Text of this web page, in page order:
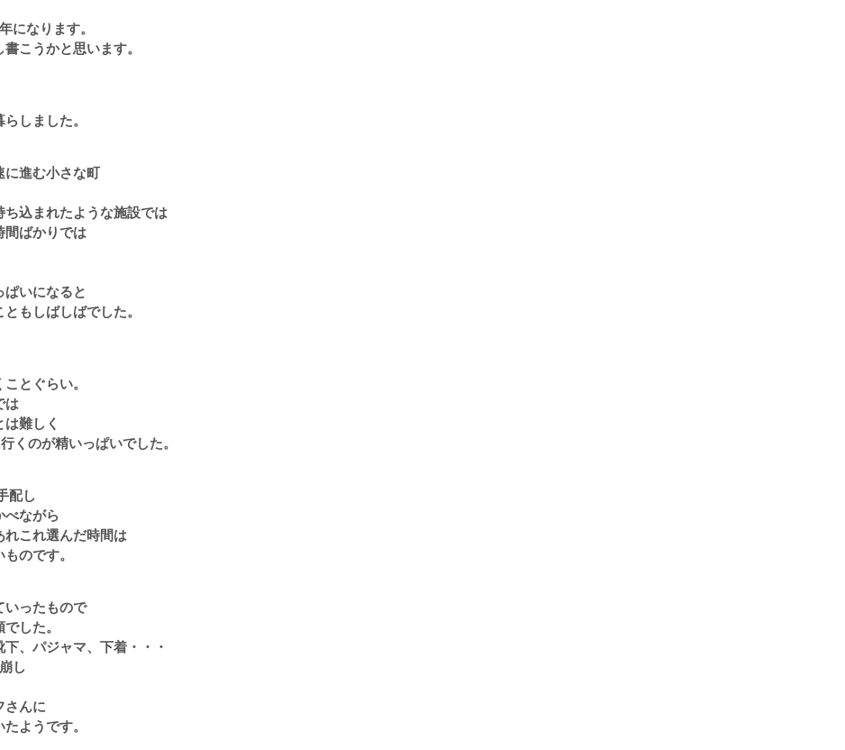
年になります。
こうかと思います。
しました。
に進む小さな町
ち込まれたような施設では
間ばかりでは
ぱいになると
もしばしばでした。
とぐらい。
は
難しく
くのが精いっぱいでした。
配し
べながら
これ選んだ時間は
のです。
いったもので
した。
、パジャマ、下着・・・
し
さんに
ようです。